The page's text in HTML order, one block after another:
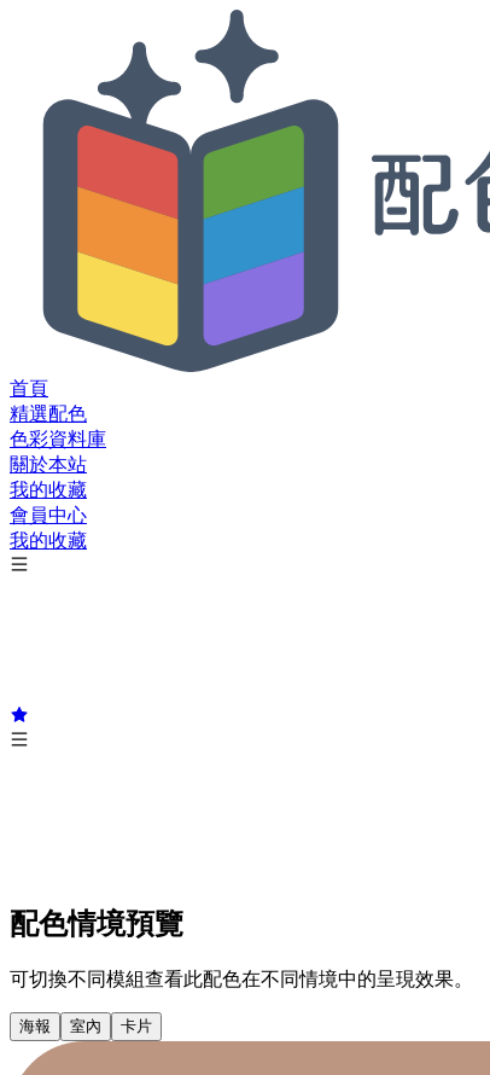
首頁
精選配色
色彩資料庫
關於本站
我的收藏
會員中心
我的收藏
配色情境預覽
可切換不同模組查看此配色在不同情境中的呈現效果。
海報 室內 卡片